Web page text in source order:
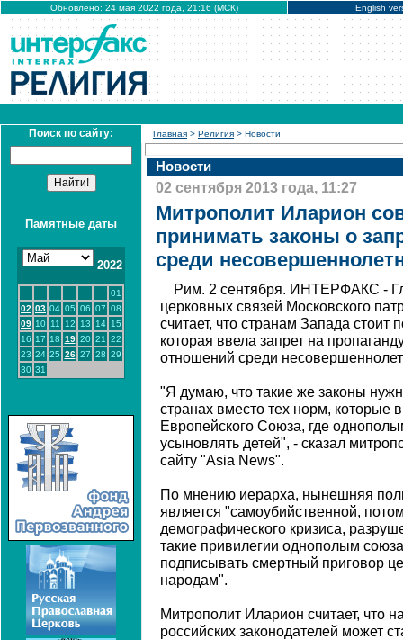
Обновлено: 24 мая 2022 года, 21:16 (МСК) English
Поиск по сайту:
Памятные даты
2022
01
02 03 04 05 06 07 08
09 10 11 12 13 14 15
16 17 18 19 20 21
22
23 24 25 26 27 28 29
30 31
Главная > Религия > Новости
Новости
02 сентября 2013 года, 11:27
Митрополит Иларион
принимать законы о
среди
Рим. 2 сентября. ИНТЕРФАКС -
церковных связей Московского
считает, что странам Запада стоит
которая ввела запрет на
отношений среди
"Я думаю, что такие же законы
странах вместо тех норм, которые
Европейского Союза, где
усыновлять детей", - сказал
сайту "Asia News".
По мнению иерарха, нынешняя
является "самоубийственной,
демографического кризиса,
такие привилегии однополым
подписывать смертный приговор
народам".
Митрополит Иларион считает, что
российских законодателей может